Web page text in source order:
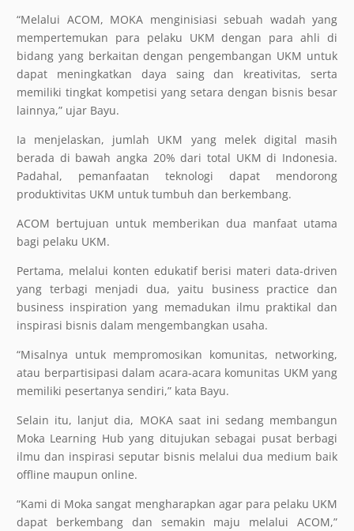
“Melalui ACOM, MOKA menginisiasi sebuah wadah yang
mempertemukan para pelaku UKM dengan para ahli di
bidang yang berkaitan dengan pengembangan UKM untuk
dapat meningkatkan daya saing dan kreativitas, serta
memiliki tingkat kompetisi yang setara dengan bisnis besar
lainnya,” ujar Bayu.
Ia menjelaskan, jumlah UKM yang melek digital masih
berada di bawah angka 20% dari total UKM di Indonesia.
Padahal, pemanfaatan teknologi dapat mendorong
produktivitas UKM untuk tumbuh dan berkembang.
ACOM bertujuan untuk memberikan dua manfaat utama
bagi pelaku UKM.
Pertama, melalui konten edukatif berisi materi data-driven
yang terbagi menjadi dua, yaitu business practice dan
business inspiration yang memadukan ilmu praktikal dan
inspirasi bisnis dalam mengembangkan usaha.
“Misalnya untuk mempromosikan komunitas, networking,
atau berpartisipasi dalam acara-acara komunitas UKM yang
memiliki pesertanya sendiri,” kata Bayu.
Selain itu, lanjut dia, MOKA saat ini sedang membangun
Moka Learning Hub yang ditujukan sebagai pusat berbagi
ilmu dan inspirasi seputar bisnis melalui dua medium baik
offline maupun online.
“Kami di Moka sangat mengharapkan agar para pelaku UKM
dapat berkembang dan semakin maju melalui ACOM,”